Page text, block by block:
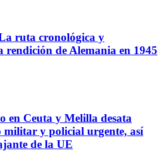
ruta cronológica y
rendición de Alemania en 1945
en Ceuta y Melilla desata
militar y policial urgente, así
de la UE